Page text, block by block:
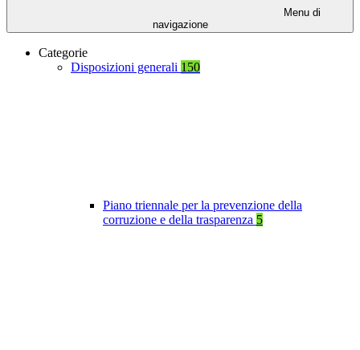
Menu di
navigazione
Categorie
Disposizioni generali 150
Piano triennale per la prevenzione della
corruzione e della trasparenza 5